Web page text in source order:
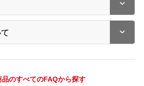
品のすべてのFAQから探す